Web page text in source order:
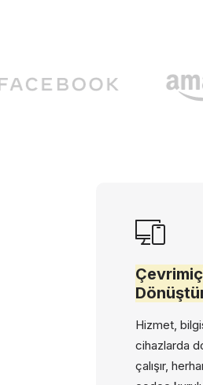
Hizmet,
cihazlarda
çalışır,